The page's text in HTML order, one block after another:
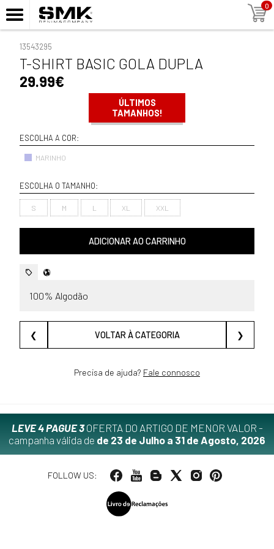
0
13543295
T-SHIRT BASIC GOLA DUPLA
29.99€
ÚLTIMOS
TAMANHOS!
ESCOLHA A COR:
MARINHO
ESCOLHA O TAMANHO:
S M L XL XXL
ADICIONAR AO CARRINHO
100% Algodão
❮ VOLTAR À CATEGORIA ❯
Precisa de ajuda? Fale connosco
LEVE 4 PAGUE 3OFERTA DO ARTIGO DE MENOR VALOR -
campanha válida de de 23 de Julho a 31 de Agosto, 2026
FOLLOW US: